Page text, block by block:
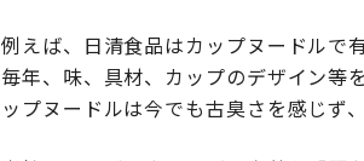
例えば、日清食品はカップヌードルで
毎年、味、具材、カップのデザイン等
ップヌードルは今でも古臭さを感じず